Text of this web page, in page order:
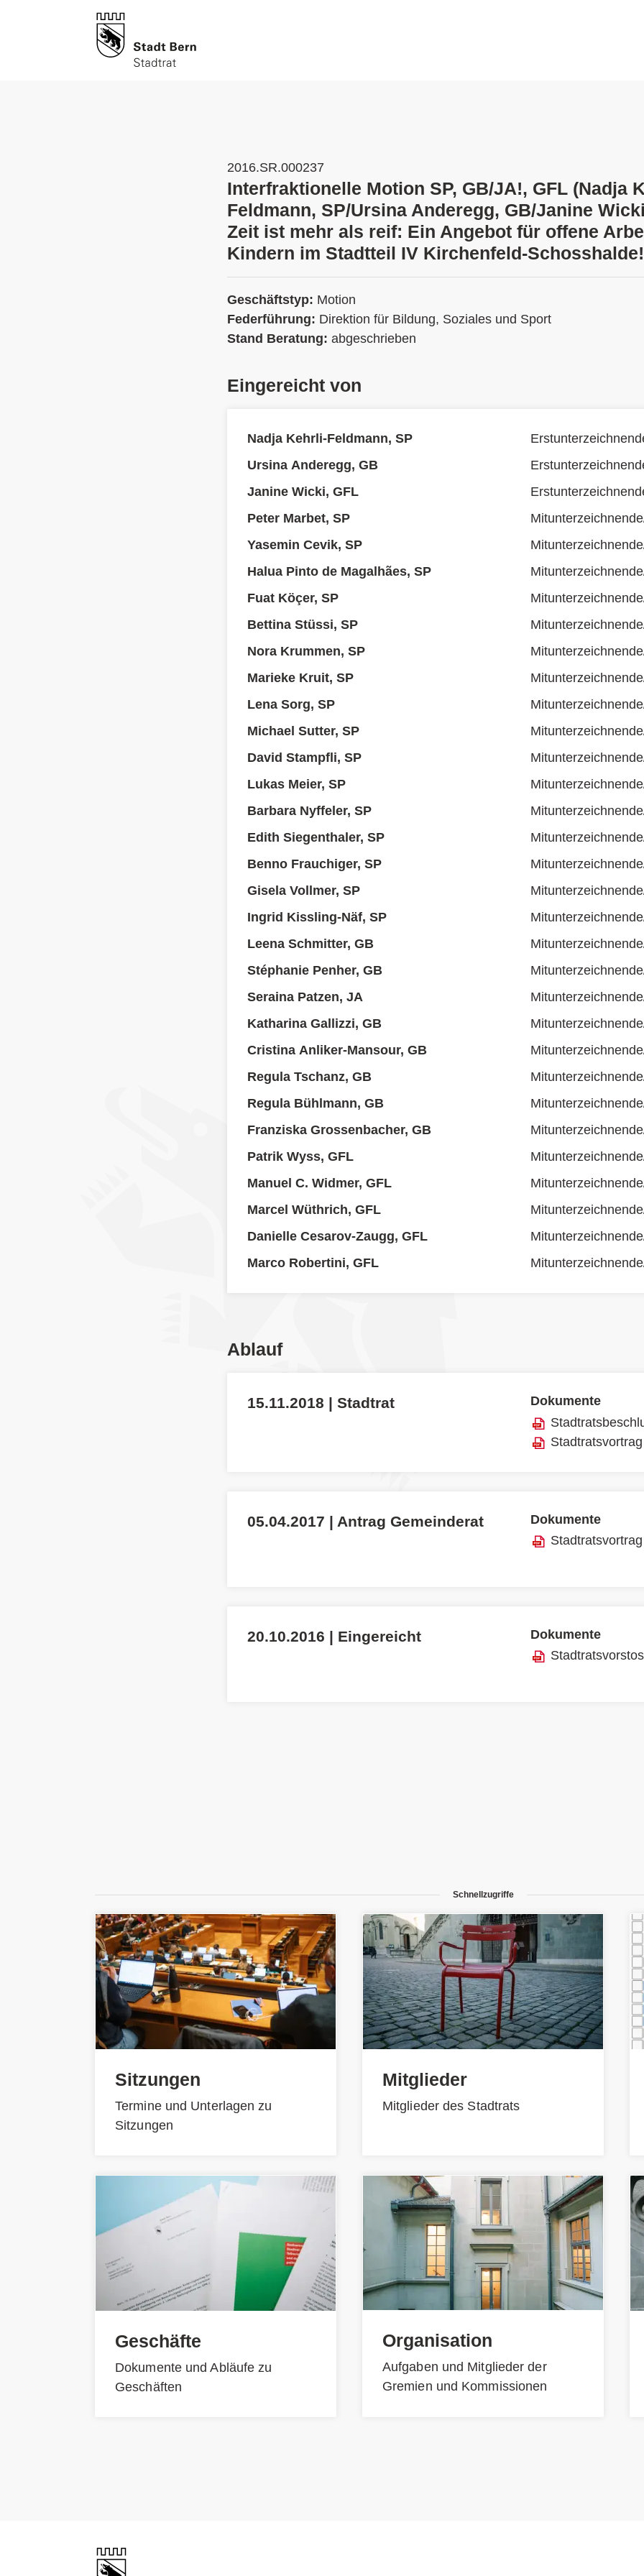
2016.SR.000237
Interfraktionelle Motion SP, GB/JA!, GFL (Nadja
Feldmann, SP/Ursina Anderegg, GB/Janine
Zeit ist mehr als reif: Ein Angebot für offene
Kindern im Stadtteil IV Kirchenfeld-Schosshalde!
Geschäftstyp: Motion
Federführung: Direktion für Bildung, Soziales und Sport
Stand Beratung: abgeschrieben
Eingereicht von
Nadja Kehrli-Feldmann, SP
Ursina Anderegg, GB
Janine Wicki, GFL
Peter Marbet, SP
Yasemin Cevik, SP
Halua Pinto de Magalhães, SP
Fuat Köçer, SP
Bettina Stüssi, SP
Nora Krummen, SP
Marieke Kruit, SP
Lena Sorg, SP
Michael Sutter, SP
David Stampfli, SP
Lukas Meier, SP
Barbara Nyffeler, SP
Edith Siegenthaler, SP
Benno Frauchiger, SP
Gisela Vollmer, SP
Ingrid Kissling-Näf, SP
Leena Schmitter, GB
Stéphanie Penher, GB
Seraina Patzen, JA
Katharina Gallizzi, GB
Cristina Anliker-Mansour, GB
Regula Tschanz, GB
Regula Bühlmann, GB
Franziska Grossenbacher, GB
Patrik Wyss, GFL
Manuel C. Widmer, GFL
Marcel Wüthrich, GFL
Danielle Cesarov-Zaugg, GFL
Marco Robertini, GFL
Ablauf
15.11.2018 | Stadtrat
Dokumente
Stadtratsvortrag
05.04.2017 | Antrag Gemeinderat
Dokumente
Stadtratsvortrag
20.10.2016 | Eingereicht
Dokumente
Schnellzugriffe
Sitzungen
Termine und Unterlagen zu
Sitzungen
Geschäfte
Dokumente und Abläufe zu
Geschäften
Mitglieder
Mitglieder des Stadtrats
Organisation
Aufgaben und Mitglieder der
Gremien und Kommissionen